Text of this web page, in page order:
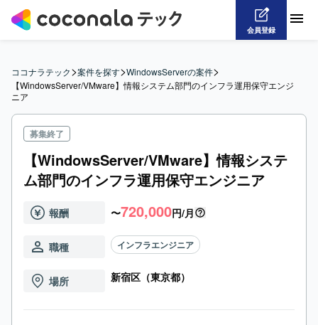
会員登録
ココナラテック>案件を探す>WindowsServerの案件>
【WindowsServer/VMware】情報システム部門のインフラ運用保守エンジ
ニア
募集終了
【WindowsServer/VMware】情報システ
ム部門のインフラ運用保守エンジニア
報酬 〜720,000円/月
職種 インフラエンジニア
場所 新宿区（東京都）